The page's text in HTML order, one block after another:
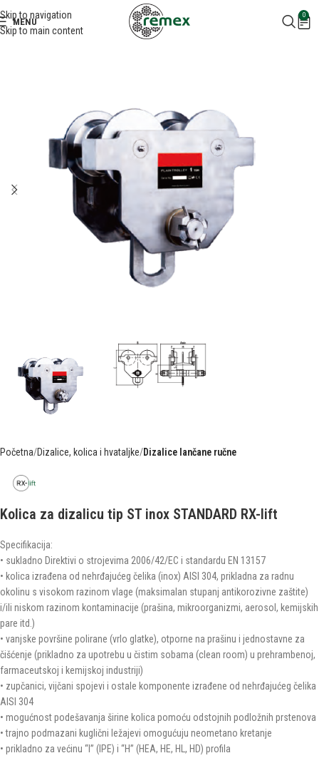
Skip to navigation
Skip to main content
MENU
0
Početna Dizalice, kolica i hvataljke Dizalice lančane ručne
Kolica za dizalicu tip ST inox STANDARD RX-lift
Specifikacija:
• sukladno Direktivi o strojevima 2006/42/EC i standardu EN 13157
• kolica izrađena od nehrđajućeg čelika (inox) AISI 304, prikladna za radnu
okolinu s visokom razinom vlage (maksimalan stupanj antikorozivne zaštite)
i/ili niskom razinom kontaminacije (prašina, mikroorganizmi, aerosol, kemijskih
pare itd.)
• vanjske površine polirane (vrlo glatke), otporne na prašinu i jednostavne za
čišćenje (prikladno za upotrebu u čistim sobama (clean room) u prehrambenoj,
farmaceutskoj i kemijskoj industriji)
• zupčanici, vijčani spojevi i ostale komponente izrađene od nehrđajućeg čelika
AISI 304
• mogućnost podešavanja širine kolica pomoću odstojnih podložnih prstenova
• trajno podmazani kuglični ležajevi omogućuju neometano kretanje
• prikladno za većinu “I” (IPE) i “H” (HEA, HE, HL, HD) profila